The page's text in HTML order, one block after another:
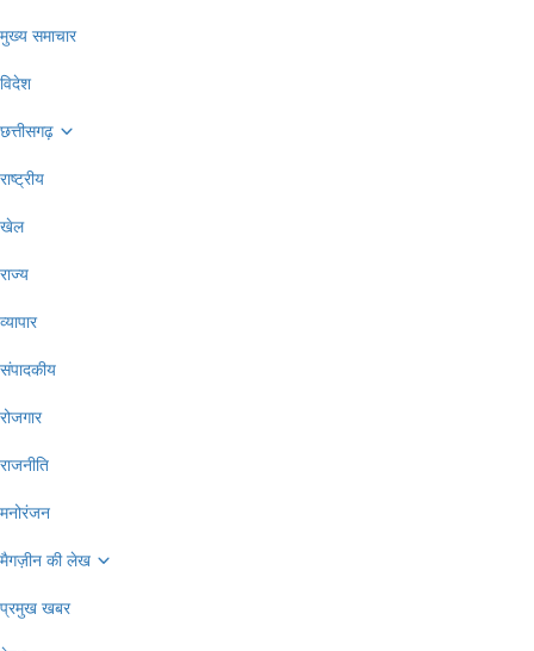
मुख्य समाचार
विदेश
छत्तीसगढ़
राष्ट्रीय
खेल
राज्य
व्यापार
संपादकीय
रोजगार
राजनीति
मनोरंजन
मैगज़ीन की लेख
प्रमुख खबर